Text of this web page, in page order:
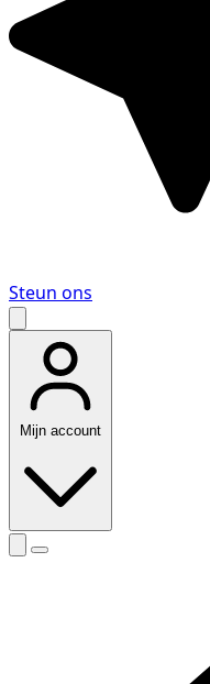
Steun ons
Mijn account